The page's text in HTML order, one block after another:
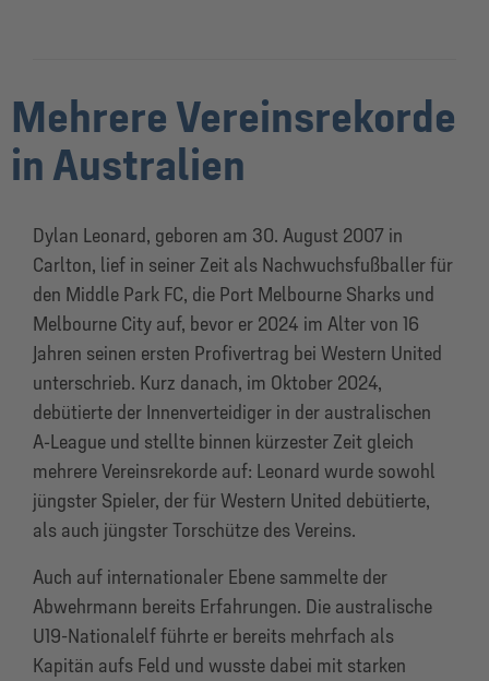
Mehrere Vereinsrekorde
in Australien
Dylan Leonard, geboren am 30. August 2007 in
Carlton, lief in seiner Zeit als Nachwuchsfußballer für
den Middle Park FC, die Port Melbourne Sharks und
Melbourne City auf, bevor er 2024 im Alter von 16
Jahren seinen ersten Profivertrag bei Western United
unterschrieb. Kurz danach, im Oktober 2024,
debütierte der Innenverteidiger in der australischen
A‑League und stellte binnen kürzester Zeit gleich
mehrere Vereinsrekorde auf: Leonard wurde sowohl
jüngster Spieler, der für Western United debütierte,
als auch jüngster Torschütze des Vereins.
Auch auf internationaler Ebene sammelte der
Abwehrmann bereits Erfahrungen. Die australische
U19-Nationalelf führte er bereits mehrfach als
Kapitän aufs Feld und wusste dabei mit starken